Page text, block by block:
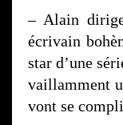
– Alain
écrivain
star d’une
vaillamment
vont se